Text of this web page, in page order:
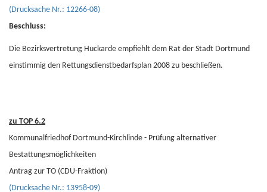
(Drucksache Nr.: 12266-08)
Beschluss:
Die Bezirksvertretung Huckarde empfiehlt dem Rat der Stadt Dortmund
einstimmig den Rettungsdienstbedarfsplan 2008 zu beschließen.
zu TOP 6.2
Kommunalfriedhof Dortmund-Kirchlinde - Prüfung alternativer
Bestattungsmöglichkeiten
Antrag zur TO (CDU-Fraktion)
(Drucksache Nr.: 13958-09)